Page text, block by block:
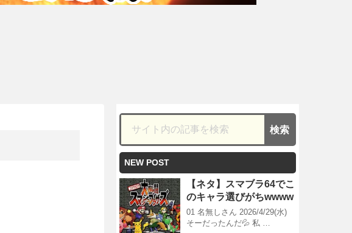
NEW POST
【ネタ】スマブラ64でこ
のキャラ選びがちwwww
01 名無しさん 2026/4/29(水)
そーだったんだ💦 私 …